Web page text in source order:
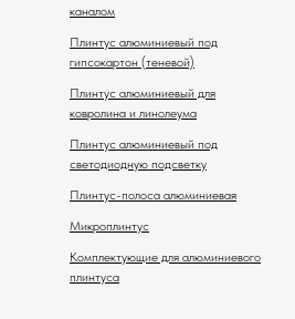
каналом
Плинтус алюминиевый под
гипсокартон (теневой)
Плинтус алюминиевый для
ковролина и линолеума
Плинтус алюминиевый под
светодиодную подсветку
Плинтус-полоса алюминиевая
Микроплинтус
Комплектующие для алюминиевого
плинтуса